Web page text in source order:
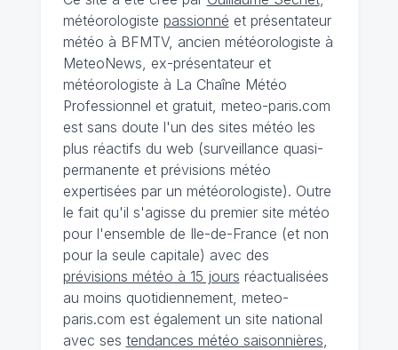
météorologiste passionné et présentateur
météo à BFMTV, ancien météorologiste à
MeteoNews, ex-présentateur et
météorologiste à La Chaîne Météo
Professionnel et gratuit, meteo-paris.com
est sans doute l'un des sites météo les
plus réactifs du web (surveillance quasi-
permanente et prévisions météo
expertisées par un météorologiste). Outre
le fait qu'il s'agisse du premier site météo
pour l'ensemble de Ile-de-France (et non
pour la seule capitale) avec des
prévisions météo à 15 jours réactualisées
au moins quotidiennement, meteo-
paris.com est également un site national
avec ses tendances météo saisonnières